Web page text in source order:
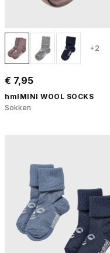
+2
€ 7,95
hmlMINI WOOL SOCKS
Sokken